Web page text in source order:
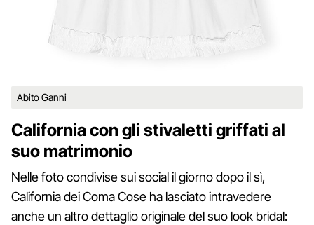
Abito Ganni
California con gli stivaletti griffati al
suo matrimonio
Nelle foto condivise sui social il giorno dopo il sì,
California dei Coma Cose ha lasciato intravedere
anche un altro dettaglio originale del suo look bridal: